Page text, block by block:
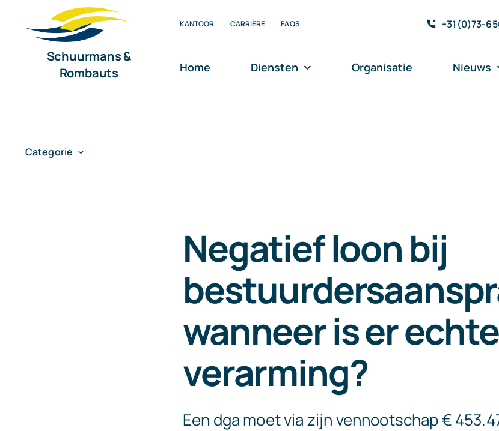
Schuurmans &
Rombauts
KANTOOR CARRIÈRE FAQS +31(0)73-
Home Diensten Organisatie Nieuws
Categorie
Negatief loon bij
wanneer is er echte
verarming?
Een dga moet via zijn vennootschap €